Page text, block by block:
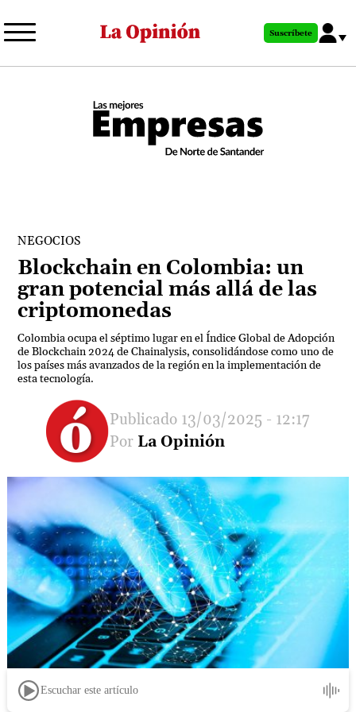
al
principal
Suscríbete
NEGOCIOS
Blockchain en Colombia: un
gran potencial más allá de las
criptomonedas
Colombia ocupa el séptimo lugar en el Índice Global de Adopción
de Blockchain 2024 de Chainalysis, consolidándose como uno de
los países más avanzados de la región en la implementación de
esta tecnología.
13/03/2025 - 12:17
La Opinión
Escuchar este artículo